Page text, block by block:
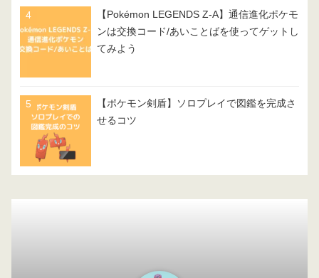
【Pokémon LEGENDS Z-A】通信進化ポケモ
ンは交換コード/あいことばを使ってゲットし
てみよう
【ポケモン剣盾】ソロプレイで図鑑を完成さ
せるコツ